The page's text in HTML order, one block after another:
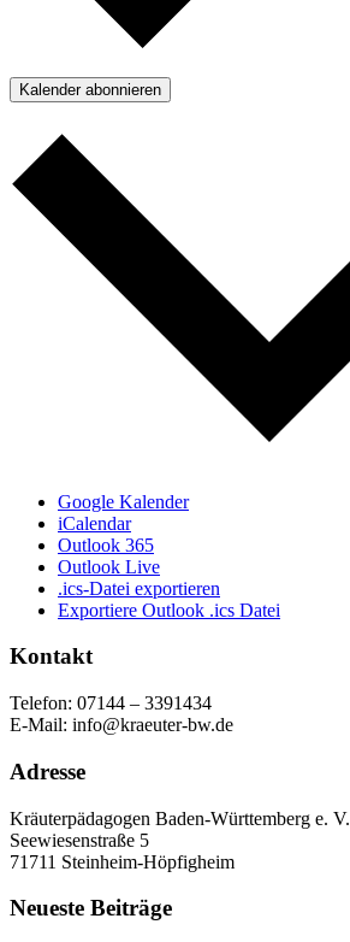
Kalender abonnieren
Google Kalender
iCalendar
Outlook 365
Outlook Live
.ics-Datei exportieren
Exportiere Outlook .ics Datei
Kontakt
Telefon: 07144 – 3391434
E-Mail: info@kraeuter-bw.de
Adresse
Kräuterpädagogen Baden-Württemberg e. V.
Seewiesenstraße 5
71711 Steinheim-Höpfigheim
Neueste Beiträge